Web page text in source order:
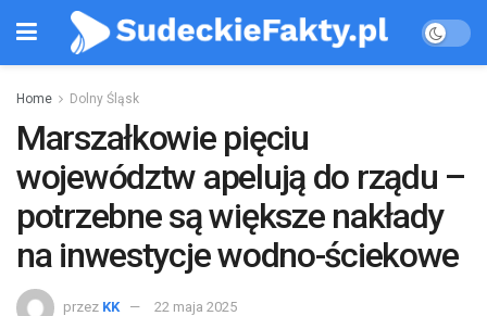
Home Dolny Śląsk
Marszałkowie pięciu
województw apelują do rządu –
potrzebne są większe nakłady
na inwestycje wodno-ściekowe
przez KK 22 maja 2025